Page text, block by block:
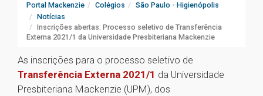
Portal Mackenzie Colégios
São Paulo - Higienópolis
Notícias
Inscrições abertas: Processo seletivo de Transferência
Externa 2021/1 da Universidade Presbiteriana Mackenzie
As inscrições para o processo seletivo de
Transferência Externa 2021/1 da Universidade
Presbiteriana Mackenzie (UPM), dos